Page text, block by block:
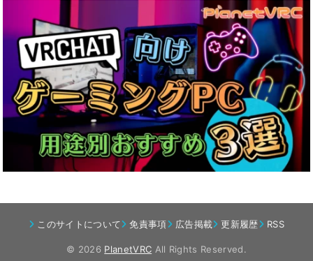
このサイトについて 免責事項 広告掲載 更新履歴 RSS
© 2026 PlanetVRC All Rights Reserved.